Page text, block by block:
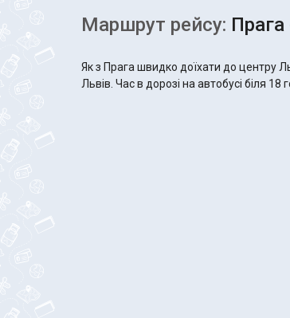
Маршрут рейсу: Прага
Як з Прага швидко доїхати до центру
Львів. Час в дорозі на автобусі біля 18